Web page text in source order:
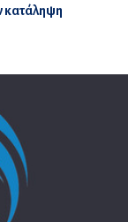
κατάληψη